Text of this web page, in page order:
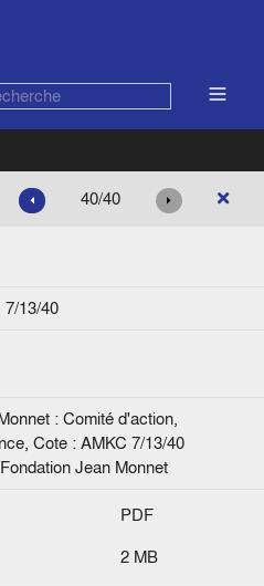
40/40
7/13/40
: Comité d'action,
Cote : AMKC 7/13/40
Jean Monnet
PDF
2 MB